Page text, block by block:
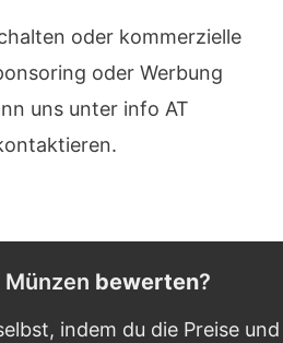
oder kommerzielle
oder Werbung
uns unter info AT
bewerten?
indem du die Preise und